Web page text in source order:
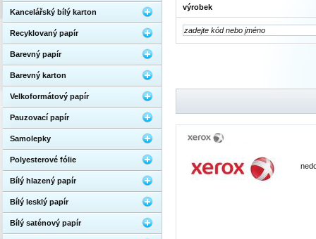
výrobek
Kancelářský bílý karton
Recyklovaný papír
Barevný papír
Barevný karton
Velkoformátový papír
Pauzovací papír
Samolepky
Polyesterové fólie
Bílý hlazený papír
Bílý lesklý papír
Bílý saténový papír